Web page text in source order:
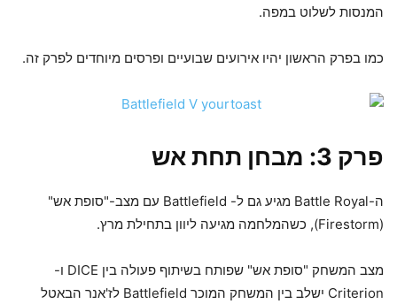
המנסות לשלוט במפה.
כמו בפרק הראשון יהיו אירועים שבועיים ופרסים מיוחדים לפרק זה.
פרק 3: מבחן תחת אש
ה-Battle Royal מגיע גם ל- Battlefield עם מצב-"סופת אש"
(Firestorm), כשהמלחמה מגיעה ליוון בתחילת מרץ.
מצב המשחק "סופת אש" שפותח בשיתוף פעולה בין DICE ו-
Criterion ישלב בין המשחק המוכר Battlefield לז'אנר הבאטל